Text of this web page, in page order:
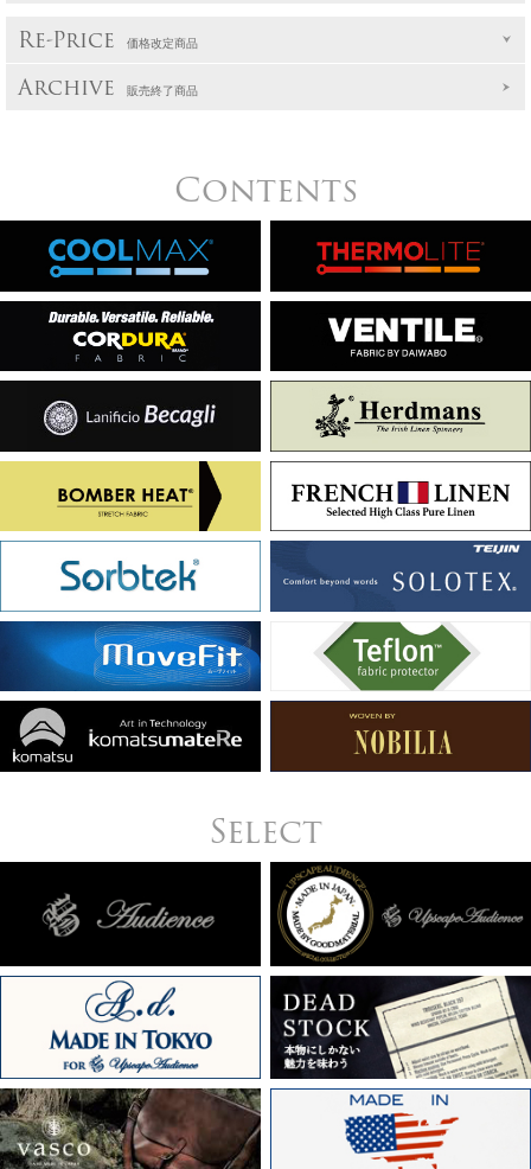
Re-Price 価格改定商品
Archive 販売終了商品
Contents
Select